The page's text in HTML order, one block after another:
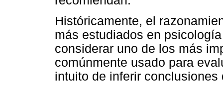
Históricamente, el
más estudiados en
considerar uno de los más
comúnmente usado para
intuito de inferir